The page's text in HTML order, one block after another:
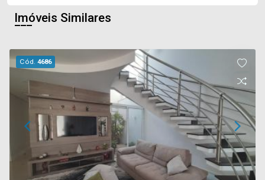
Imóveis Similares
Cód.4686